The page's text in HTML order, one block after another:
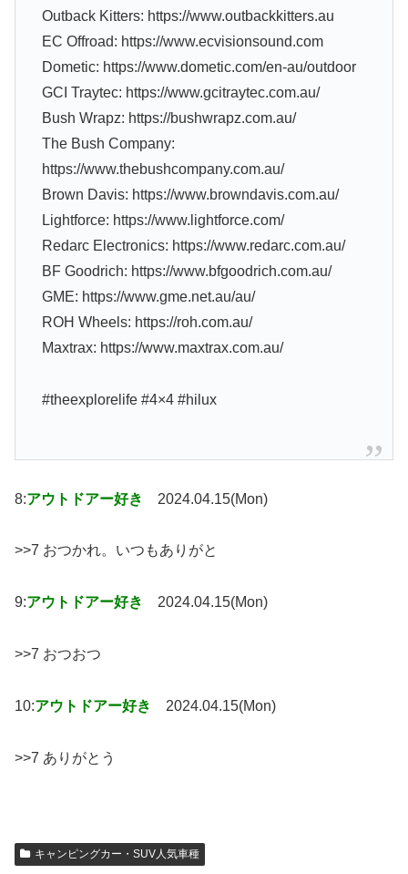
Outback Kitters: https://www.outbackkitters.au
EC Offroad: https://www.ecvisionsound.com
Dometic: https://www.dometic.com/en-au/outdoor
GCI Traytec: https://www.gcitraytec.com.au/
Bush Wrapz: https://bushwrapz.com.au/
The Bush Company:
https://www.thebushcompany.com.au/
Brown Davis: https://www.browndavis.com.au/
Lightforce: https://www.lightforce.com/
Redarc Electronics: https://www.redarc.com.au/
BF Goodrich: https://www.bfgoodrich.com.au/
GME: https://www.gme.net.au/au/
ROH Wheels: https://roh.com.au/
Maxtrax: https://www.maxtrax.com.au/
#theexplorelife #4×4 #hilux
8:アウトドアー好き 2024.04.15(Mon)
>>7 おつかれ。いつもありがと
9:アウトドアー好き 2024.04.15(Mon)
>>7 おつおつ
10:アウトドアー好き 2024.04.15(Mon)
>>7 ありがとう
キャンピングカー・SUV人気車種